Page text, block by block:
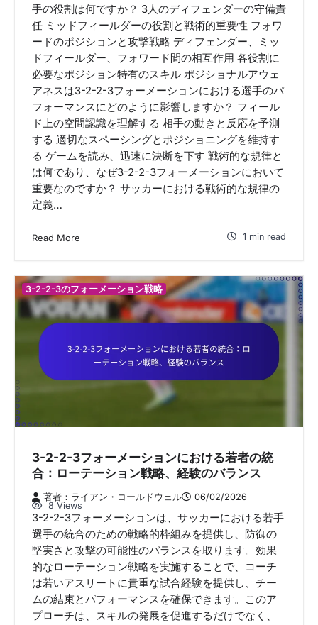
手の役割は何ですか？ 3人のディフェンダーの守備責
任 ミッドフィールダーの役割と戦術的重要性 フォワ
ードのポジションと攻撃戦略 ディフェンダー、ミッ
ドフィールダー、フォワード間の相互作用 各役割に
必要なポジション特有のスキル ポジショナルアウェ
アネスは3-2-2-3フォーメーションにおける選手のパ
フォーマンスにどのように影響しますか？ フィール
ド上の空間認識を理解する 相手の動きと反応を予測
する 適切なスペーシングとポジショニングを維持す
る ゲームを読み、迅速に決断を下す 戦術的な規律と
は何であり、なぜ3-2-2-3フォーメーションにおいて
重要なのですか？ サッカーにおける戦術的な規律の
定義…
Read More 1 min read
3-2-2-3のフォーメーション戦略
3-2-2-3フォーメーションにおける若者の統
合：ローテーション戦略、経験のバランス
著者：ライアン・コールドウェル
06/02/2026
8 Views
3-2-2-3フォーメーションは、サッカーにおける若手
選手の統合のための戦略的枠組みを提供し、防御の
堅実さと攻撃の可能性のバランスを取ります。効果
的なローテーション戦略を実施することで、コーチ
は若いアスリートに貴重な試合経験を提供し、チー
ムの結束とパフォーマンスを確保できます。このア
プローチは、スキルの発展を促進するだけでなく、